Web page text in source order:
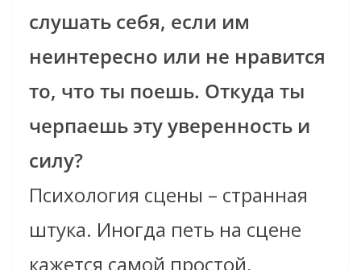
слушать себя, если им
неинтересно или не нравится
то, что ты поешь. Откуда ты
черпаешь эту уверенность и
силу?
Психология сцены – странная
штука. Иногда петь на сцене
кажется самой простой,